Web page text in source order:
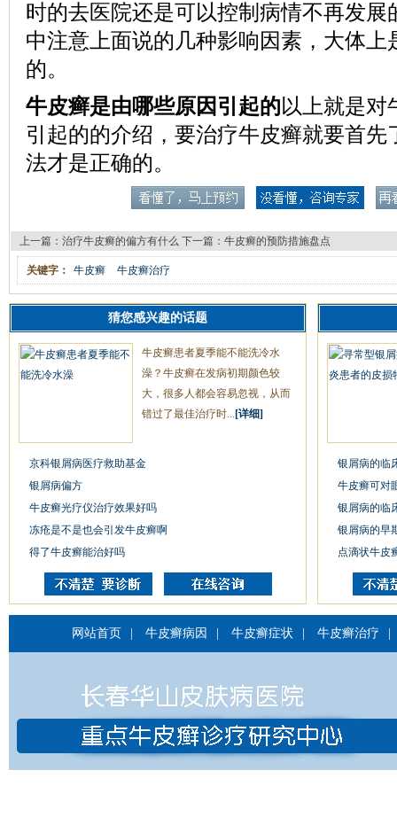
时的去医院还是可以控制病情不再发展
中注意上面说的几种影响因素，大体上
的。
牛皮癣是由哪些原因引起的以上就是对
引起的的介绍，要治疗牛皮癣就要首先
法才是正确的。
上一篇： 治疗牛皮癣的偏方有什么 下一篇： 牛皮癣的预防措施盘点
关键字： 牛皮癣 牛皮癣治疗
猜您感兴趣的话题
牛皮癣患者夏季能不能洗冷水
澡？牛皮癣在发病初期颜色较
大，很多人都会容易忽视，从而
错过了最佳治疗时... [详细]
京科银屑病医疗救助基金
银屑病偏方
牛皮癣光疗仪治疗效果好吗
冻疮是不是也会引发牛皮癣啊
得了牛皮癣能治好吗
银屑病的临
牛皮癣可对
银屑病的临
银屑病的早
点滴状牛皮
网站首页 牛皮癣病因 牛皮癣症状 牛皮癣治疗